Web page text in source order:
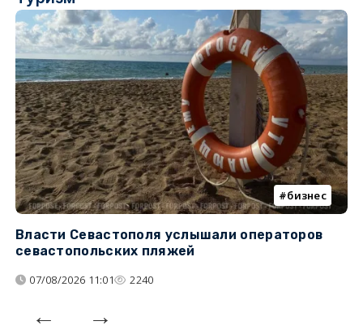
бизнес
Власти Севастополя услышали операторов
севастопольских пляжей
07/08/2026 11:01 2240